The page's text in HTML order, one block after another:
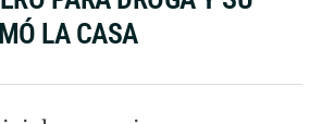
LA CASA